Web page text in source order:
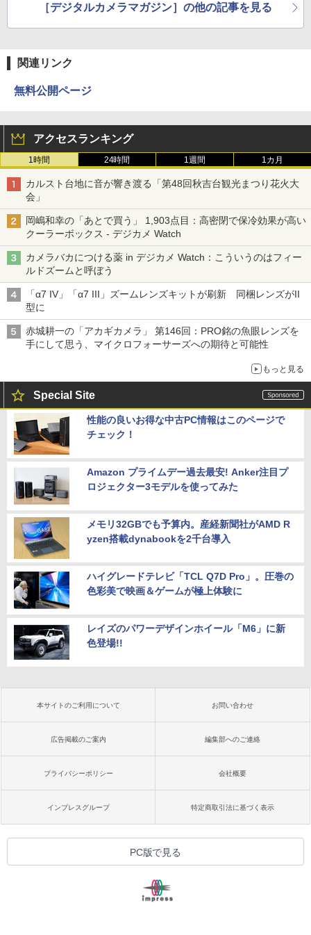
［デジタルカメラマガジン］の他の記事を見る
関連リンク
無料公開ページ
アクセスランキング
1時間 24時間 1週間 1カ月
カルスト台地に音が響き渡る「第48回秋吉台観光まつり花火大
会」
岡嶋和幸の「あとで買う」 1,903点目：高密閉で保冷効果が高い
クーラーボックス - デジカメ Watch
カメラバカにつける薬 in デジカメ Watch：こういうのはフィー
ルドズームと呼ぼう
「α7 IV」「α7 III」ズームレンズキットが刷新 同梱レンズがII
型に
赤城耕一の「アカギカメラ」 第146回：PRO銘の魚眼レンズを
手にして思う、マイクロフォーサーズへの期待と可能性
もっと見る
Special Site
性能の良いお得な中古PC情報はこのページで
チェック！
Amazon プライムデー過去最安! Anker注目プ
ロジェクター3モデルを使ってみた
メモリ32GBでも予算内。産経新聞社がAMD R
yzen搭載dynabookを2千台導入
ハイグレードテレビ「TCL Q7D Pro」。圧巻の
色彩美で映画＆ゲームが極上体験に
レイズのパワーデザインホイール「M6」に新
色登場!!
本サイトのご利用について お問い合わせ
広告掲載のご案内 編集部へのご連絡
プライバシーポリシー 会社概要
インプレスグループ 特定商取引法に基づく表示
PC版で見る